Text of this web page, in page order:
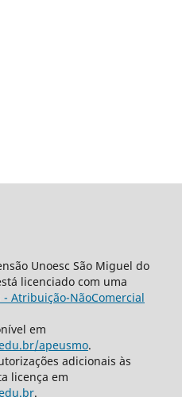
Unoesc São Miguel do
licenciado com uma
- Atribuição-NãoComercial
em
apeusmo.
adicionais às
licença em
.